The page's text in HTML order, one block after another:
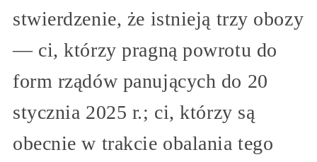
stwierdzenie, że istnieją trzy obozy
— ci, którzy pragną powrotu do
form rządów panujących do 20
stycznia 2025 r.; ci, którzy są
obecnie w trakcie obalania tego